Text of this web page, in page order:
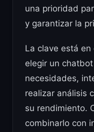
una prioridad
y garantizar la
La clave está
elegir un
necesidades,
realizar análisis
su rendimiento.
combinarlo con